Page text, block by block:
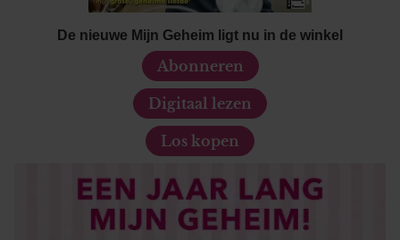
De nieuwe Mijn Geheim ligt nu in de winkel
Abonneren
Digitaal lezen
Los kopen